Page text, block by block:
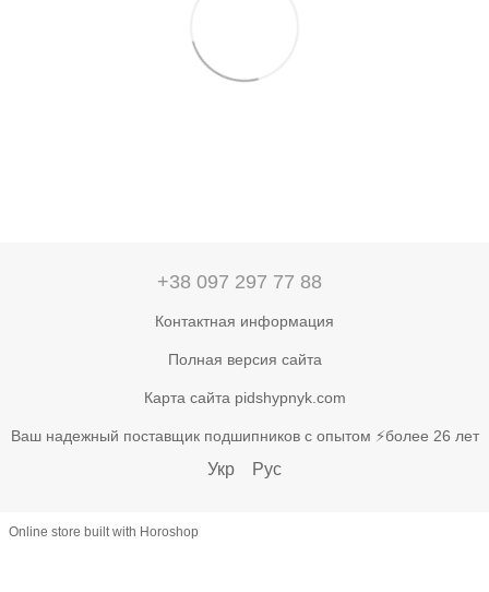
+38 097 297 77 88
Контактная информация
Полная версия сайта
Карта сайта pidshypnyk.com
Ваш надежный поставщик подшипников с опытом ⚡более 26 лет
Укр Рус
Online store built with Horoshop